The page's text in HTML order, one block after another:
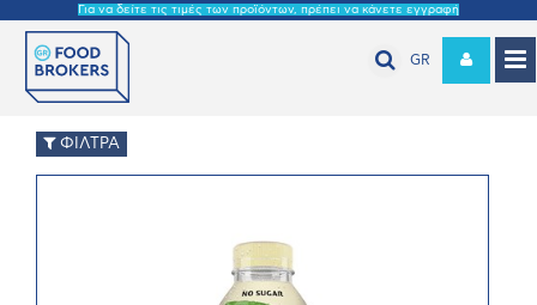
Για να δείτε τις τιμές των προϊόντων, πρέπει να κάνετε εγγραφή
GR
ΦΙΛΤΡΑ